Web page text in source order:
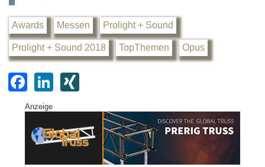
Awards Messen Prolight + Sound
Prolight + Sound 2018 TopThemen Opus
F
a
c
e
Li
k
e
G
Anzeige